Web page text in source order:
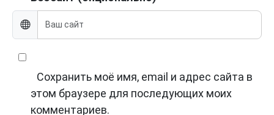
Сохранить моё имя, email и адрес сайта в
этом браузере для последующих моих
комментариев.